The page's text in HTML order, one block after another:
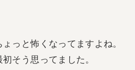
っと怖くなってますよね。
そう思ってました。